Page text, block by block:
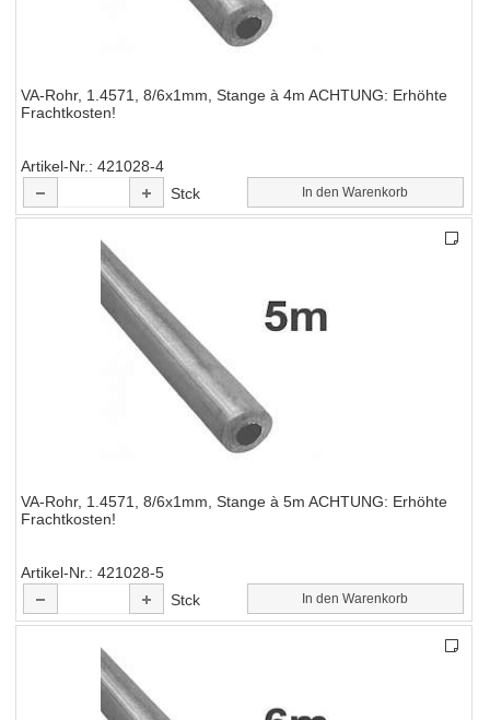
VA-Rohr, 1.4571, 8/6x1mm, Stange à 4m ACHTUNG: Erhöhte
Frachtkosten!
Artikel-Nr.
421028-4
Stck
In den Warenkorb
VA-Rohr, 1.4571, 8/6x1mm, Stange à 5m ACHTUNG: Erhöhte
Frachtkosten!
Artikel-Nr. 421028-5
Stck
In den Warenkorb